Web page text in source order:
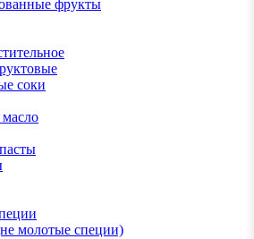
фрукты
соки
молотые специи)